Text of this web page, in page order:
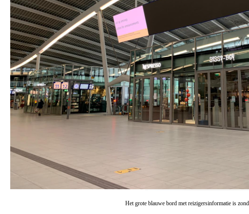
Het grote blauwe bord met reizigersinformatie is